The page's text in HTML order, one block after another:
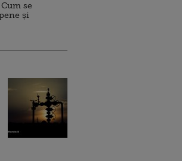
se
și